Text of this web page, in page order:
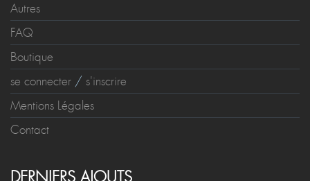
Autres
FAQ
Boutique
se connecter / s'inscrire
Mentions Légales
Contact